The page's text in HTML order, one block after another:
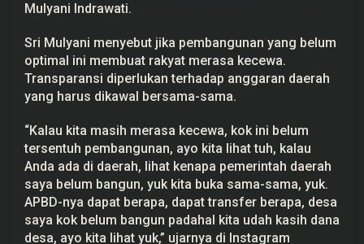
a
,
S
r
i
u
y
a
n
i
A
g
k
Mulyani Indrawati.
Sri Mulyani menyebut jika pembangunan yang belum
optimal ini membuat rakyat merasa kecewa.
Transparansi diperlukan terhadap anggaran daerah
yang harus dikawal bersama-sama.
“Kalau kita masih merasa kecewa, kok ini belum
tersentuh pembangunan, ayo kita lihat tuh, kalau
Anda ada di daerah, lihat kenapa pemerintah daerah
saya belum bangun, yuk kita buka sama-sama, yuk.
APBD-nya dapat berapa, dapat transfer berapa, desa
saya kok belum bangun padahal kita udah kasih dana
desa, ayo kita lihat yuk,” ujarnya di Instagram